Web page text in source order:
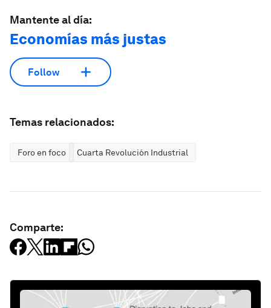
Mantente al día:
Economías más justas
Follow
Temas relacionados:
Foro en foco Cuarta Revolución Industrial
Comparte: